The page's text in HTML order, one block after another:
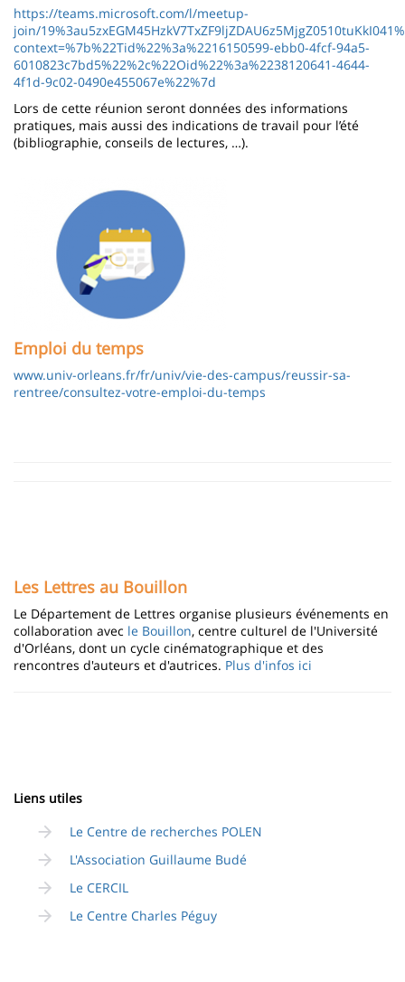
https://teams.microsoft.com/l/meetup-
join/
context=%7b%22Tid%22%3a%2216150599-ebb0-4fcf-94a5-
6010823c7bd5%22%2c%22Oid%22%3a%2238120641-4644-
4f1d-9c02-0490e455067e%22%7d
Lors de cette réunion seront données des informations
pratiques, mais aussi des indications de travail pour l’été
(bibliographie, conseils de lectures, …).
Emploi du temps
www.univ-orleans.fr/fr/univ/vie-des-campus/reussir-sa-
rentree/consultez-votre-emploi-du-temps
Les Lettres au Bouillon
Le Département de Lettres organise plusieurs événements en
collaboration avec le Bouillon, centre culturel de l'Université
d'Orléans, dont un cycle cinématographique et des
rencontres d'auteurs et d'autrices. Plus d'infos ici
Liens utiles
Le Centre de recherches POLEN
L'Association Guillaume Budé
Le CERCIL
Le Centre Charles Péguy